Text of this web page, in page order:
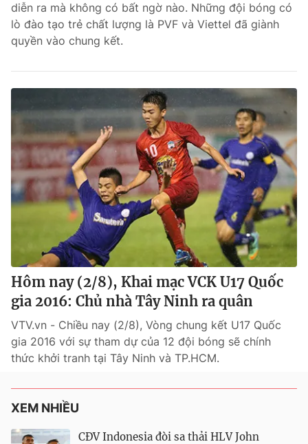
diễn ra mà không có bất ngờ nào. Những đội bóng có
lò đào tạo trẻ chất lượng là PVF và Viettel đã giành
quyền vào chung kết.
Hôm nay (2/8), Khai mạc VCK U17 Quốc
gia 2016: Chủ nhà Tây Ninh ra quân
VTV.vn - Chiều nay (2/8), Vòng chung kết U17 Quốc
gia 2016 với sự tham dự của 12 đội bóng sẽ chính
thức khởi tranh tại Tây Ninh và TP.HCM.
XEM NHIỀU
CĐV Indonesia đòi sa thải HLV John